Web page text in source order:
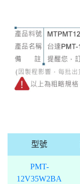
型號
PMT-
12V35W2BA